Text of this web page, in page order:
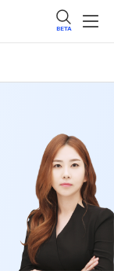
BETA